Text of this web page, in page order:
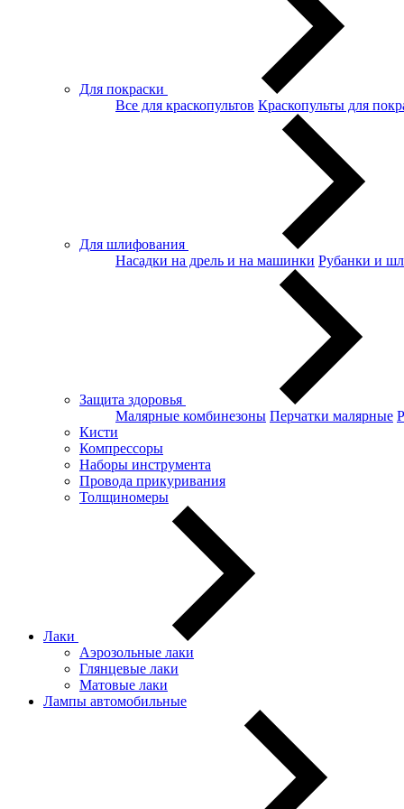
Для покраски
Все для краскопультов Краскопульты для
Для шлифования
Насадки на дрель и на машинки Рубанки и
Защита здоровья
Малярные комбинезоны Перчатки малярные
Кисти
Компрессоры
Наборы инструмента
Провода прикуривания
Толщиномеры
Лаки
Аэрозольные лаки
Глянцевые лаки
Матовые лаки
Лампы автомобильные